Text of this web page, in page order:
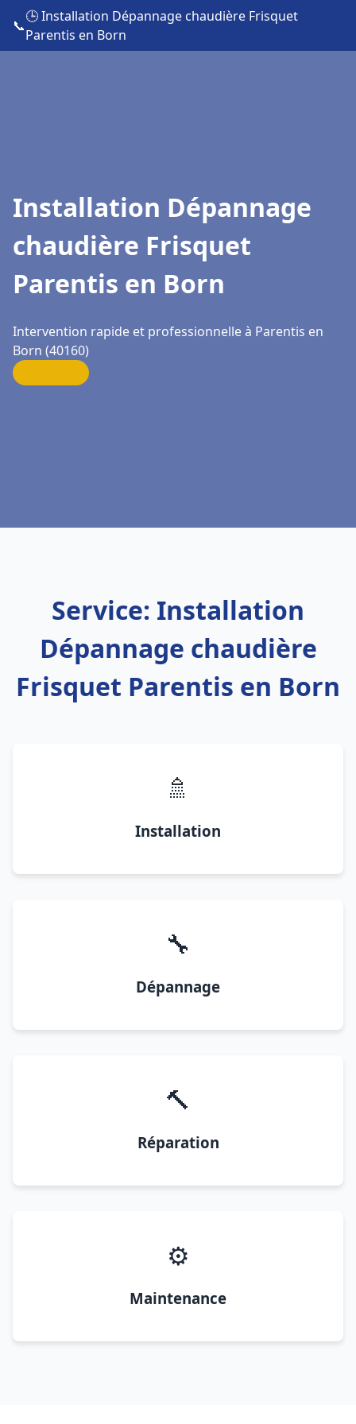
📞
🕒 Installation Dépannage chaudière Frisquet
Parentis en Born
Installation Dépannage
chaudière Frisquet
Parentis en Born
Intervention rapide et professionnelle à Parentis en
Born (40160)
Service: Installation
Dépannage chaudière
Frisquet Parentis en Born
🚿
Installation
🔧
Dépannage
🔨
Réparation
⚙️
Maintenance